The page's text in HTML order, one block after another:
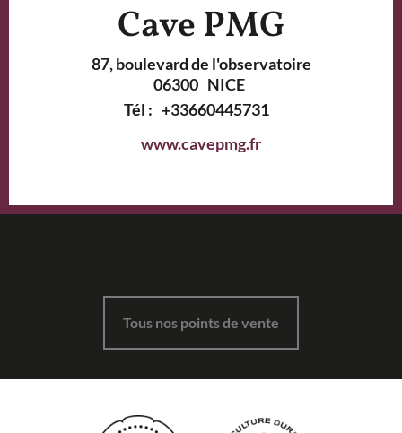
Cave PMG
87, boulevard de l'observatoire
06300 NICE
Tél : +33660445731
www.cavepmg.fr
Tous nos points de vente